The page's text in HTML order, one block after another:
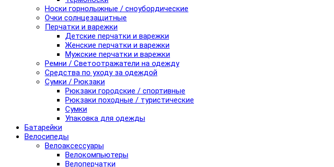
Носки горнолыжные / сноубордические
Очки солнцезащитные
Перчатки и варежки
Детские перчатки и варежки
Женские перчатки и варежки
Мужские перчатки и варежки
Ремни / Светоотражатели на одежду
Средства по уходу за одеждой
Сумки / Рюкзаки
Рюкзаки городские / спортивные
Рюкзаки походные / туристические
Сумки
Упаковка для одежды
Батарейки
Велосипеды
Велоаксессуары
Велокомпьютеры
Велоперчатки